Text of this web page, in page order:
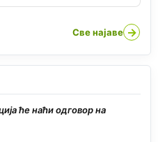
Све најаве →
ће наћи одговор на